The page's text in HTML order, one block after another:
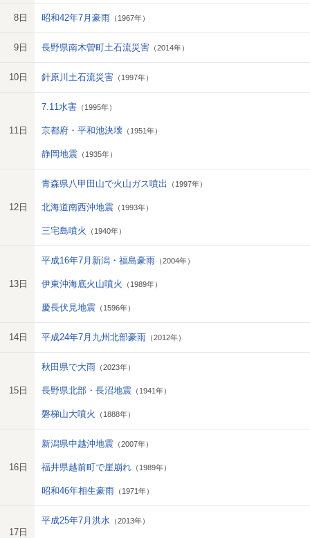
8日 昭和42年7月豪雨 （1967年）
9日 長野県南木曽町土石流災害 （2014年）
10日 針原川土石流災害 （1997年）
11日
7.11水害 （1995年）
京都府・平和池決壊 （1951年）
静岡地震 （1935年）
12日
青森県八甲田山で火山ガス噴出 （1997年）
北海道南西沖地震 （1993年）
三宅島噴火 （1940年）
13日
平成16年7月新潟・福島豪雨 （2004年）
伊東沖海底火山噴火 （1989年）
慶長伏見地震 （1596年）
14日 平成24年7月九州北部豪雨 （2012年）
15日
秋田県で大雨 （2023年）
長野県北部・長沼地震 （1941年）
磐梯山大噴火 （1888年）
16日
新潟県中越沖地震 （2007年）
福井県越前町で崖崩れ （1989年）
昭和46年相生豪雨 （1971年）
17日
平成25年7月洪水 （2013年）